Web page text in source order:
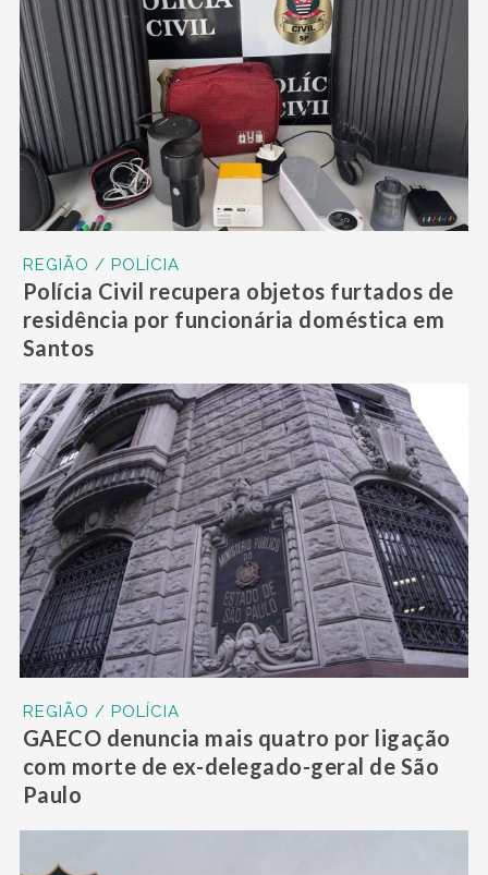
REGIÃO / POLÍCIA
Polícia Civil recupera objetos furtados de
residência por funcionária doméstica em
Santos
REGIÃO / POLÍCIA
GAECO denuncia mais quatro por ligação
com morte de ex-delegado-geral de São
Paulo